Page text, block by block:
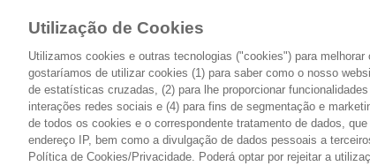
O CANCRO
PONTO DE PARTIDA
TIPOS DE
PONTO A
Utilização de Cookies
Utilizamos cookies e outras tecnologias ("cookies") para
gostaríamos de utilizar cookies (1) para saber como o nosso
de estatísticas cruzadas, (2) para lhe proporcionar
interações redes sociais e (4) para fins de segmentação e
de todos os cookies e o correspondente tratamento de dados,
endereço IP, bem como a divulgação de dados pessoais a
Política de Cookies/Privacidade. Poderá optar por rejeitar a